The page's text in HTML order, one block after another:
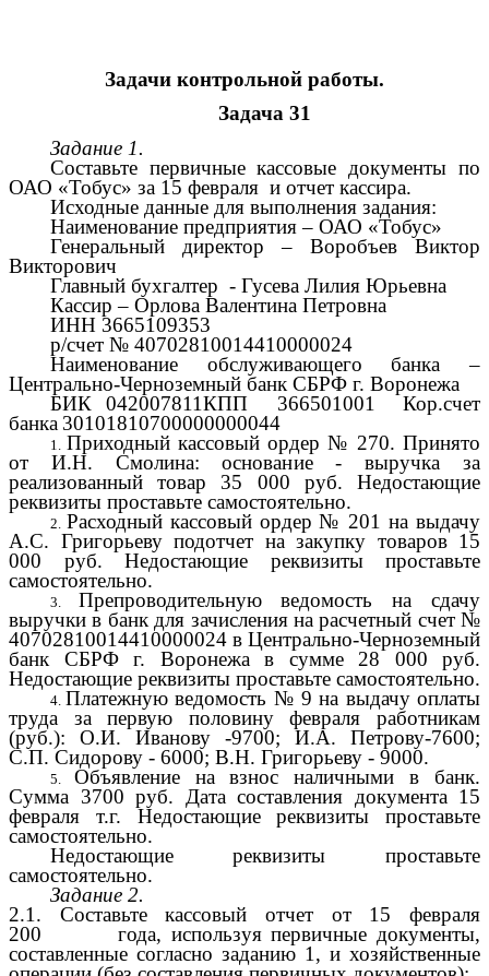
Задачи контрольной работы.
Задача 31
Задание 1.
Составьте первичные кассовые документы по
ОАО «Тобус» за 15 февраля и отчет кассира.
Исходные данные для выполнения задания:
Наименование предприятия – ОАО «Тобус»
Генеральный директор – Воробъев Виктор
Викторович
Главный бухгалтер - Гусева Лилия Юрьевна
Кассир – Орлова Валентина Петровна
ИНН 3665109353
р/счет № 40702810014410000024
Наименование обслуживающего банка –
Центрально-Черноземный банк СБРФ г. Воронежа
БИК 042007811КПП 366501001
Кор.счет
банка 30101810700000000044
Приходный кассовый ордер № 270. Принято
от И.Н. Смолина: основание - выручка за
реализованный товар 35 000 руб. Недостающие
реквизиты проставьте самостоятельно.
Расходный кассовый ордер № 201 на выдачу
А.С. Григорьеву подотчет на закупку товаров 15
000 руб. Недостающие реквизиты проставьте
самостоятельно.
Препроводительную ведомость на сдачу
выручки в банк для зачисления на расчетный счет №
40702810014410000024 в Центрально-Черноземный
банк СБРФ г. Воронежа в сумме 28 000 руб.
Недостающие реквизиты проставьте самостоятельно.
Платежную ведомость № 9 на выдачу оплаты
труда за первую половину февраля работникам
(руб.): О.И. Иванову -9700; И.А. Петрову-7600;
С.П. Сидорову - 6000; В.Н. Григорьеву - 9000.
Объявление на взнос наличными в банк.
Сумма 3700 руб. Дата составления документа 15
февраля т.г. Недостающие реквизиты проставьте
самостоятельно.
Недостающие реквизиты проставьте
самостоятельно.
Задание 2.
2.1. Составьте кассовый отчет от 15 февраля
200 года, используя первичные документы,
составленные согласно заданию 1, и хозяйственные